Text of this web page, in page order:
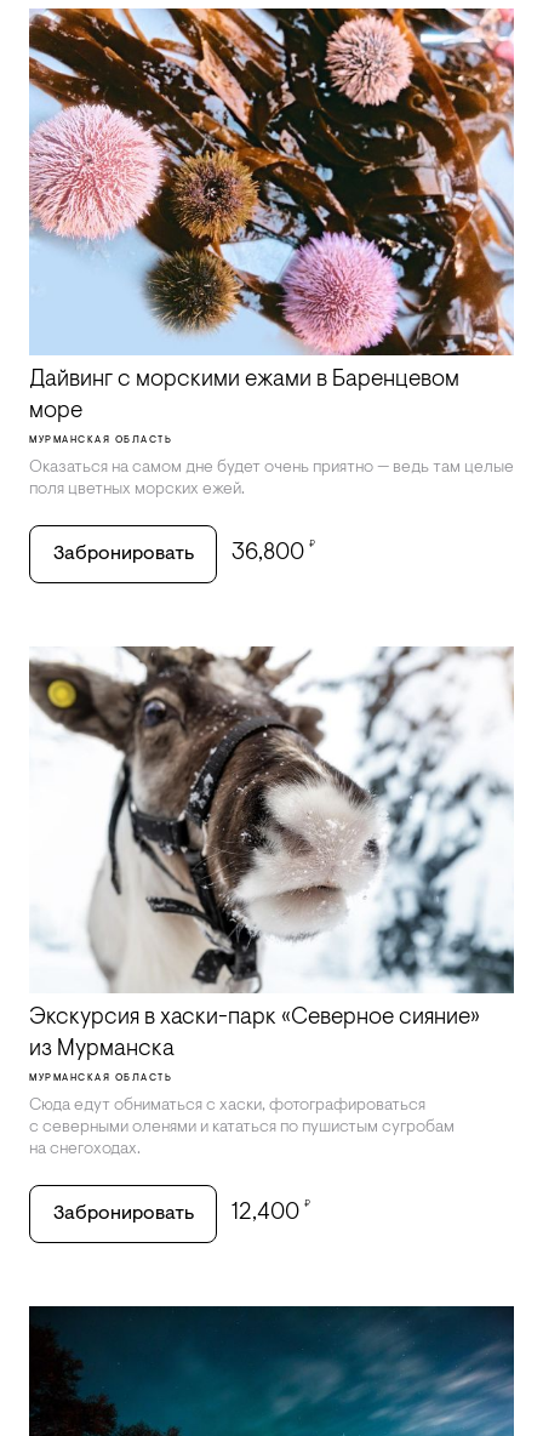
Дайвинг с морскими ежами в Баренцевом
море
МУРМАНСКАЯ ОБЛАСТЬ
Оказаться на самом дне будет очень приятно — ведь там целые
поля цветных морских ежей.
Забронировать 36,800 ₽
Экскурсия в хаски-парк «Северное сияние»
из Мурманска
МУРМАНСКАЯ ОБЛАСТЬ
Сюда едут обниматься с хаски, фотографироваться
с северными оленями и кататься по пушистым сугробам
на снегоходах.
Забронировать 12,400 ₽